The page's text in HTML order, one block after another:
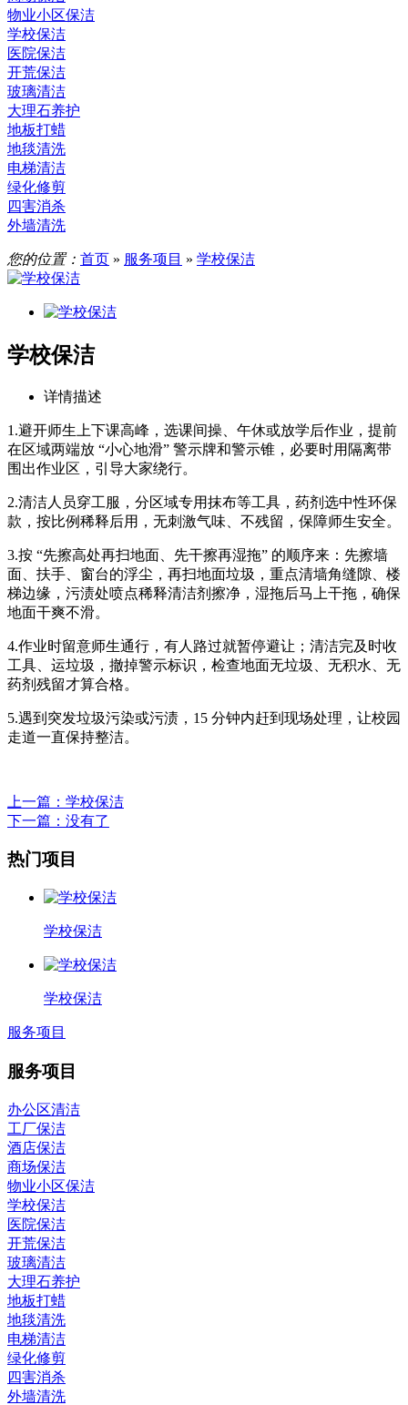
物业小区保洁
学校保洁
医院保洁
开荒保洁
玻璃清洁
大理石养护
地板打蜡
地毯清洗
电梯清洁
绿化修剪
四害消杀
外墙清洗
您的位置： 首页 » 服务项目 » 学校保洁
学校保洁
详情描述
1.避开师生上下课高峰，选课间操、午休或放学后作业，提前
在区域两端放 “小心地滑” 警示牌和警示锥，必要时用隔离带
围出作业区，引导大家绕行。
2.清洁人员穿工服，分区域专用抹布等工具，药剂选中性环保
款，按比例稀释后用，无刺激气味、不残留，保障师生安全。
3.按 “先擦高处再扫地面、先干擦再湿拖” 的顺序来：先擦墙
面、扶手、窗台的浮尘，再扫地面垃圾，重点清墙角缝隙、楼
梯边缘，污渍处喷点稀释清洁剂擦净，湿拖后马上干拖，确保
地面干爽不滑。
4.作业时留意师生通行，有人路过就暂停避让；清洁完及时收
工具、运垃圾，撤掉警示标识，检查地面无垃圾、无积水、无
药剂残留才算合格。
5.遇到突发垃圾污染或污渍，15 分钟内赶到现场处理，让校园
走道一直保持整洁。
上一篇 ：学校保洁
下一篇 ：没有了
热门项目
学校保洁
学校保洁
服务项目
服务项目
办公区清洁
工厂保洁
酒店保洁
商场保洁
物业小区保洁
学校保洁
医院保洁
开荒保洁
玻璃清洁
大理石养护
地板打蜡
地毯清洗
电梯清洁
绿化修剪
四害消杀
外墙清洗